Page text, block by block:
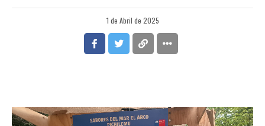
1 de Abril de 2025